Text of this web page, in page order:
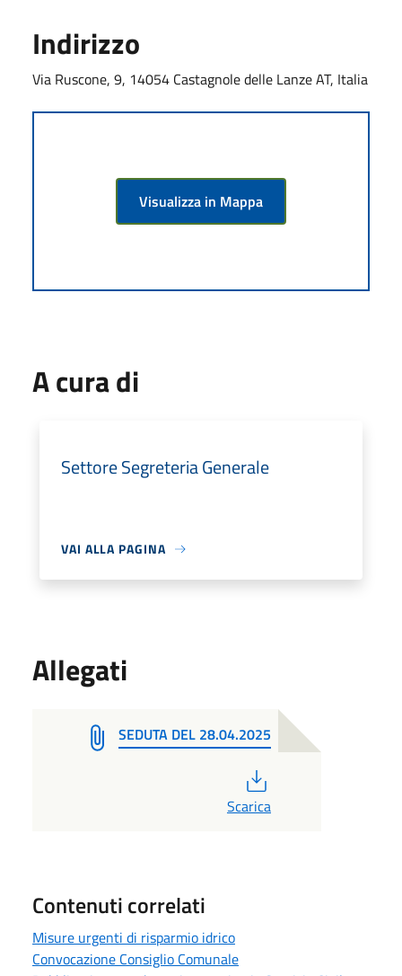
Indirizzo
Via Ruscone, 9, 14054 Castagnole delle Lanze AT, Italia
Visualizza in Mappa
A cura di
Settore Segreteria Generale
VAI ALLA PAGINA
Allegati
SEDUTA DEL 28.04.2025
Scarica
Contenuti correlati
Misure urgenti di risparmio idrico
Convocazione Consiglio Comunale